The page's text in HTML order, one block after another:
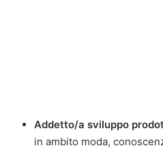
Addetto/a sviluppo
in ambito moda,